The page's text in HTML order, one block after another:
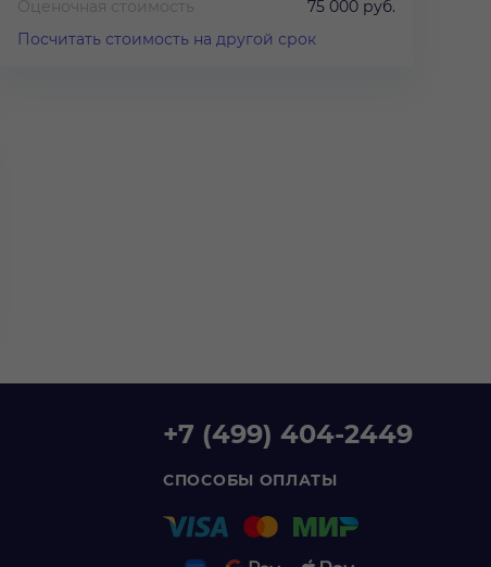
Оценочная стоимость
75 000 руб.
Посчитать стоимость на другой срок
+7 (499) 404-2449
СПОСОБЫ ОПЛАТЫ